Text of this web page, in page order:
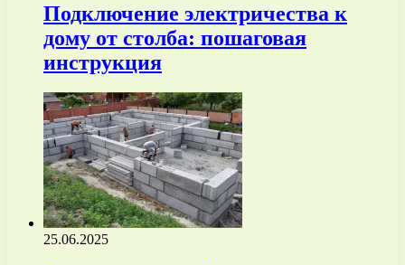
Подключение электричества к
дому от столба: пошаговая
инструкция
25.06.2025